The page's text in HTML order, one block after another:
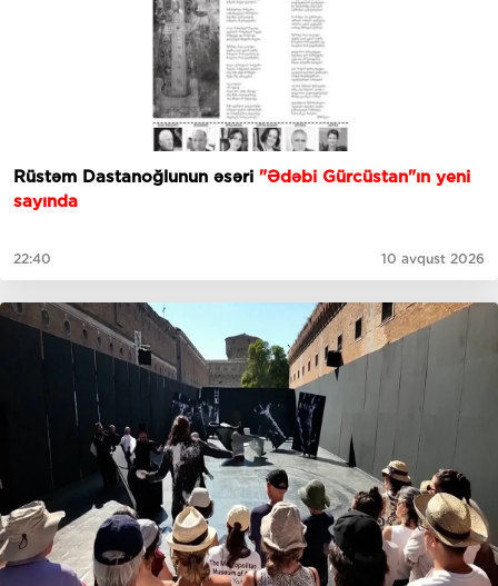
Rüstəm Dastanoğlunun əsəri "Ədəbi Gürcüstan"ın yeni
sayında
22:40 10 avqust 2026